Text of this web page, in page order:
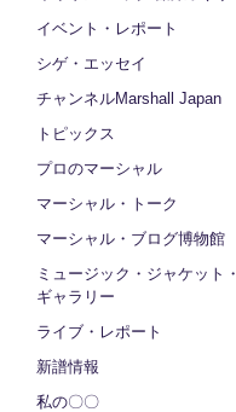
イベント・レポート
シゲ・エッセイ
チャンネルMarshall Japan
トピックス
プロのマーシャル
マーシャル・トーク
マーシャル・ブログ博物館
ミュージック・ジャケット・
ギャラリー
ライブ・レポート
新譜情報
私の〇〇